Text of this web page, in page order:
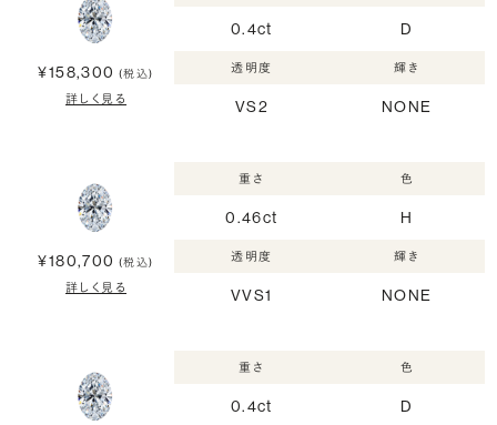
¥158,300 (税込)
詳しく見る
0.4ct D
透明度
VS2
輝き
NONE
¥180,700 (税込)
詳しく見る
重さ
0.46ct
色
H
透明度
VVS1
輝き
NONE
重さ
0.4ct
色
D